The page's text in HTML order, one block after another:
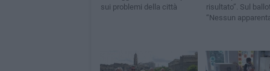
sui problemi della città
risultato”. Sul
“Nessun